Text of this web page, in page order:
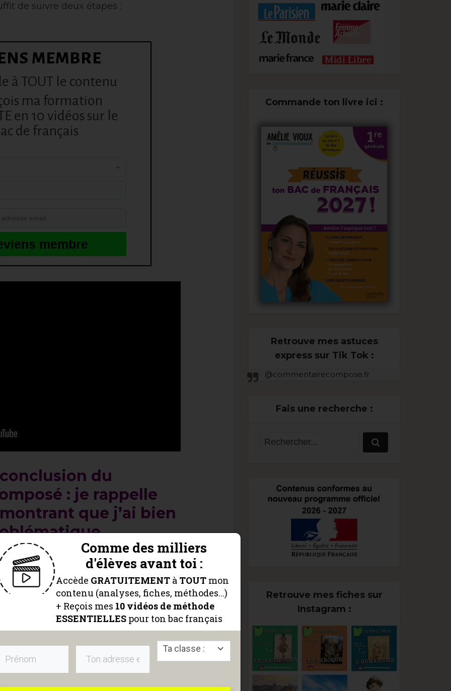
de suivre deux étapes :
MEMBRE
à TOUT le contenu
ma formation
en 10 vidéos sur le
de français
membre
du
: je rappelle
que j’ai bien
le début de ta conclusion et
logique que les étapes de ton
répondre à cette problématique.
composéest un exercice
a bien
trouve des synonymes aux
bilan apparaîtra ainsi moins répétitif.
Commande ton livre ici :
Retrouve mes astuces
express sur Tik Tok :
@commentairecompose.fr
Fais une recherche :
Retrouve mes fiches sur
Instagram :
Comme des milliers
d'élèves avant toi :
Accède GRATUITEMENTà TOUTmon
contenu (analyses, fiches, méthodes...)
+ Reçois mes 10 vidéos de méthode
ESSENTIELLESpour ton bac français
Ta classe :